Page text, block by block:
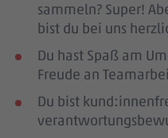
sammeln? Super!
bist du bei uns
Du hast Spaß am
Freude an
Du bist